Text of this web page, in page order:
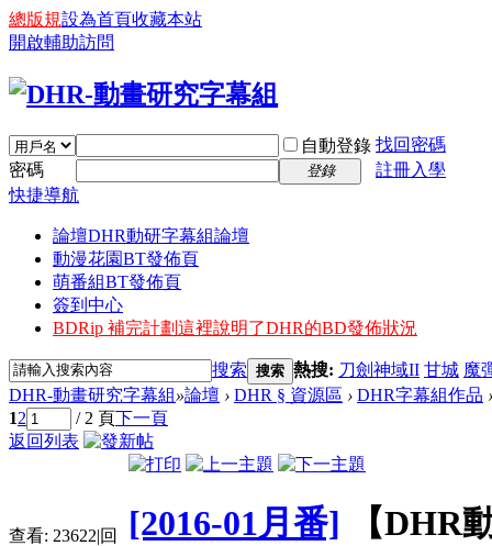
總版規設為首頁收藏本站
開啟輔助訪問
自動登錄 找回密碼
密碼
登錄
註冊入學
快捷導航
論壇DHR動研字幕組論壇
動漫花園BT發佈頁
萌番組BT發佈頁
簽到中心
BDRip 補完計劃這裡說明了DHR的BD發佈狀況
搜索 搜索 熱搜: 刀劍神域II 甘城 魔
DHR-動畫研究字幕組»論壇 › DHR § 資源區 › DHR字幕組作品 ›
12 / 2 頁下一頁
返回列表
查看: 23622|回
[2016-01月番]
【DHR